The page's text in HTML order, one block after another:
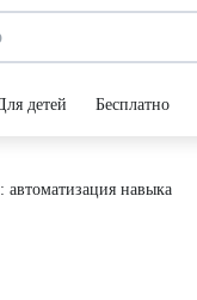
детей Бесплатно
навыка